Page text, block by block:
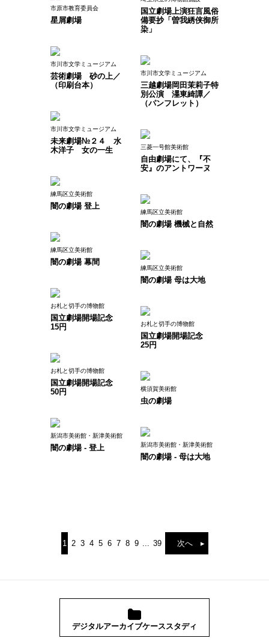
国立劇場上演狂言風俗
備要抄「曽我綉侠御所
染」
市原市教育委員会
星屑劇場
市川市文学ミュージアム
芸術劇場 砂の上／
（印刷台本）
市川市文学ミュージアム
三越劇場岡田茉莉子特
別公演 濹東綺譚／
（パンフレット）
市川市文学ミュージアム
未来劇場№２４ 水
木洋子 女の一生
三菱一号館美術館
自由劇場にて、『不
安』のアントワーヌ
練馬区立美術館
闇の劇場 登上
練馬区立美術館
闇の劇場 機械と自然
練馬区立美術館
闇の劇場 幕間
練馬区立美術館
闇の劇場 母は大地
お札と切手の博物館
国立劇場開場記念
15円
お札と切手の博物館
国立劇場開場記念
25円
お札と切手の博物館
国立劇場開場記念
50円
横須賀美術館
虫の劇場
新潟市美術館・新津美術館
闇の劇場 - 登上 新潟市美術館・新津美術館
闇の劇場 - 母は大地
1 2 3 4 5 6 7 8 9 ... 39 次へ ▸
デジタルアーカイブケーススタディ